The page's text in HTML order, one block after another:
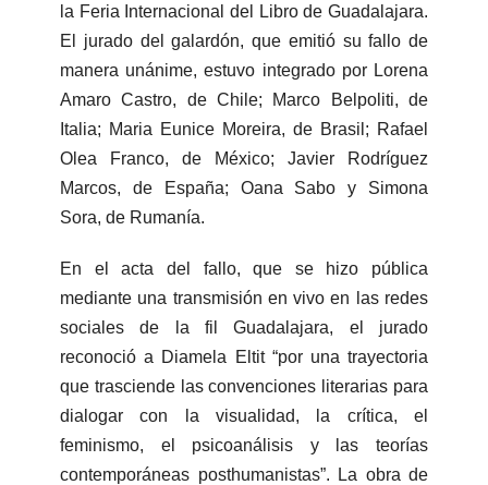
la Feria Internacional del Libro de Guadalajara.
El jurado del galardón, que emitió su fallo de
manera unánime, estuvo integrado por Lorena
Amaro Castro, de Chile; Marco Belpoliti, de
Italia; Maria Eunice Moreira, de Brasil; Rafael
Olea Franco, de México; Javier Rodríguez
Marcos, de España; Oana Sabo y Simona
Sora, de Rumanía.
En el acta del fallo, que se hizo pública
mediante una transmisión en vivo en las redes
sociales de la fil Guadalajara, el jurado
reconoció a Diamela Eltit “por una trayectoria
que trasciende las convenciones literarias para
dialogar con la visualidad, la crítica, el
feminismo, el psicoanálisis y las teorías
contemporáneas posthumanistas”. La obra de